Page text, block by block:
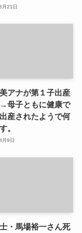
月21日
アナが第１子出産
母子ともに健康で
産されたようで何
。
月9日
・馬場裕一さん死